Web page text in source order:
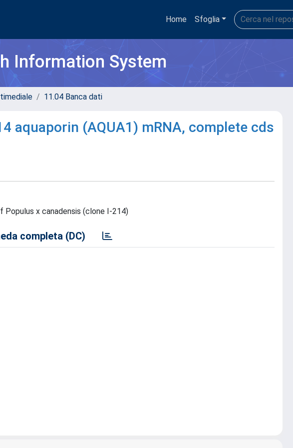
Home Sfoglia
Information System
11.04 Banca dati
aquaporin (AQUA1) mRNA, complete cds
Populus x canadensis (clone I-214)
completa (DC)